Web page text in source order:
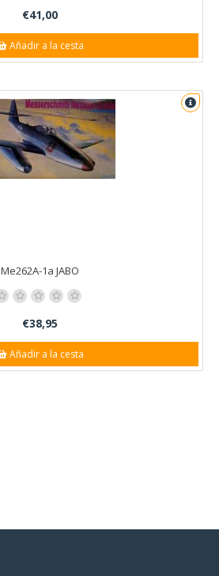
€41,00
Añadir a la cesta
Me262A-1a JABO
€38,95
Añadir a la cesta